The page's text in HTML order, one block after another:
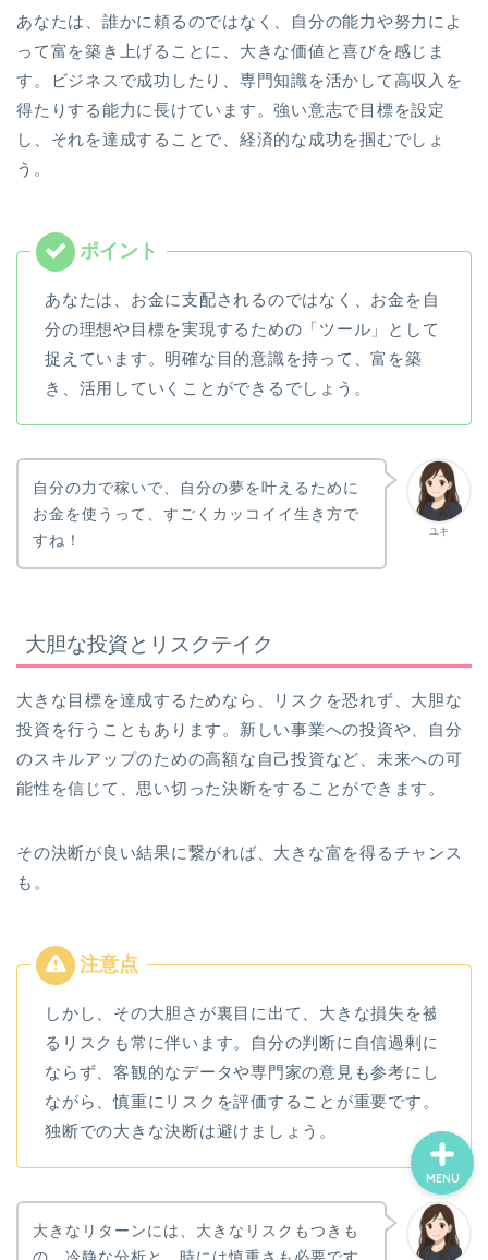
あなたは、誰かに頼るのではなく、自分の能力や努力によ
って富を築き上げることに、大きな価値と喜びを感じま
す。ビジネスで成功したり、専門知識を活かして高収入を
得たりする能力に長けています。強い意志で目標を設定
し、それを達成することで、経済的な成功を掴むでしょ
う。
あなたは、お金に支配されるのではなく、お金を自
分の理想や目標を実現するための「ツール」として
捉えています。明確な目的意識を持って、富を築
き、活用していくことができるでしょう。
ユキ
自分の力で稼いで、自分の夢を叶えるために
お金を使うって、すごくカッコイイ生き方で
すね！
大胆な投資とリスクテイク
大きな目標を達成するためなら、リスクを恐れず、大胆な
投資を行うこともあります。新しい事業への投資や、自分
のスキルアップのための高額な自己投資など、未来への可
能性を信じて、思い切った決断をすることができます。
その決断が良い結果に繋がれば、大きな富を得るチャンス
も。
しかし、その大胆さが裏目に出て、大きな損失を被
るリスクも常に伴います。自分の判断に自信過剰に
ならず、客観的なデータや専門家の意見も参考にし
ながら、慎重にリスクを評価することが重要です。
独断での大きな決断は避けましょう。
大きなリターンには、大きなリスクもつきも
MENU
ホーム
ココナラ電話占い
プロフィール